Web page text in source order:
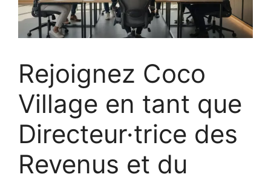
Rejoignez Coco
Village en tant que
Directeur·trice des
Revenus et du